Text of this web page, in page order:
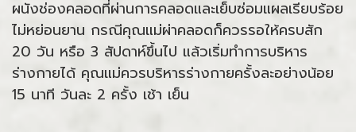
ผนังช่องคลอดที่ผ่านการคลอดและเย็บซ่อมแผลเรียบร้อย
ไม่หย่อนยาน กรณีคุณแม่ผ่าคลอดก็ควรรอให้ครบสัก
20 วัน หรือ 3 สัปดาห์ขึ้นไป แล้วเริ่มทำการบริหาร
ร่างกายได้ คุณแม่ควรบริหารร่างกายครั้งละอย่างน้อย
15 นาที วันละ 2 ครั้ง เช้า เย็น